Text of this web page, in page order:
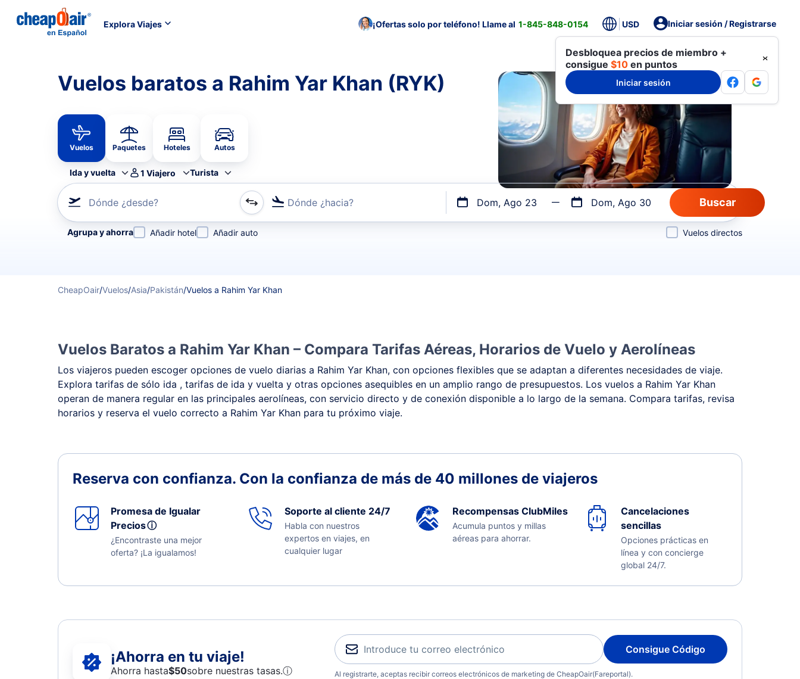
Explora Viajes ¡Ofertas solo por teléfono! Llame al 1-845-848-0154 USD Iniciar sesión / Registrarse
Desbloquea precios de miembro +
consigue $10 en puntos
Iniciar sesión
Vuelos baratos a Rahim Yar Khan (RYK)
Vuelos Paquetes Hoteles Autos
Ida y vuelta 1 Viajero Turista
Dónde ¿desde? Dónde ¿hacia? Dom, Ago 23 Dom, Ago 30
Refina tu búsqueda por aerolínea, por ciudad o aeropuerto o por vuelos directos
Agrupa y ahorra Añadir hotel Añadir auto Vuelos directos
CheapOair/Vuelos/Asia/Pakistán/Vuelos a Rahim Yar Khan
Vuelos Baratos a Rahim Yar Khan – Compara Tarifas Aéreas, Horarios de Vuelo y Aerolíneas
Los viajeros pueden escoger opciones de vuelo diarias a Rahim Yar Khan, con opciones flexibles que se adaptan a diferentes necesidades de viaje.
Explora tarifas de sólo ida , tarifas de ida y vuelta y otras opciones asequibles en un amplio rango de presupuestos. Los vuelos a Rahim Yar Khan
operan de manera regular en las principales aerolíneas, con servicio directo y de conexión disponible a lo largo de la semana. Compara tarifas, revisa
horarios y reserva el vuelo correcto a Rahim Yar Khan para tu próximo viaje.
Reserva con confianza. Con la confianza de más de 40 millones de viajeros
Promesa de Igualar
Preciosⓘ
¿Encontraste una mejor
oferta? ¡La igualamos!
Soporte al cliente 24/7
Habla con nuestros
expertos en viajes, en
cualquier lugar
Recompensas ClubMiles
Acumula puntos y millas
aéreas para ahorrar.
Cancelaciones
sencillas
Opciones prácticas en
línea y con concierge
global 24/7.
¡Ahorra en tu viaje!
Ahorra hasta$50sobre nuestras tasas.ⓘ
Consigue Código
Al registrarte, aceptas recibir correos electrónicos de marketing de CheapOair(Fareportal).